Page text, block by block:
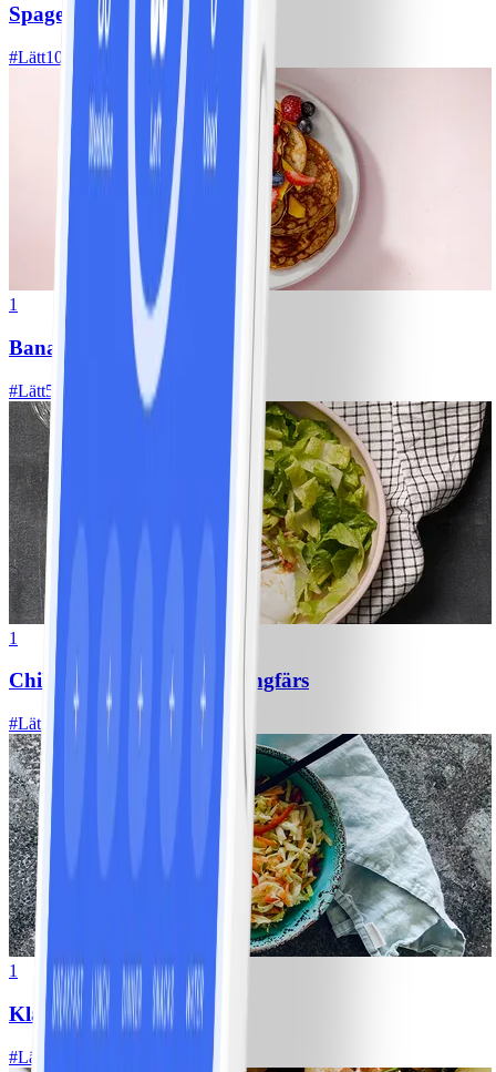
Spagetti med köttfärssås
#Lätt10 MIN
1
Bananpannkakor
#Lätt5 MIN
1
Chili con carne med kycklingfärs
#Lätt
1
Klassisk vitkålssallad
#Lätt